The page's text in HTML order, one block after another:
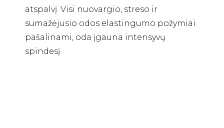
atspalvį. Visi nuovargio, streso ir
sumažėjusio odos elastingumo požymiai
pašalinami, oda įgauna intensyvų
spindesį.